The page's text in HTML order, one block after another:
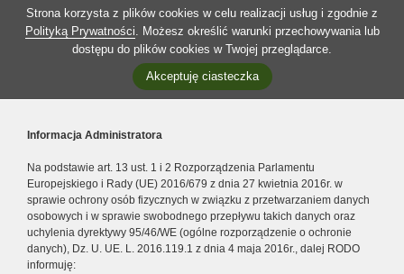
Strona korzysta z plików cookies w celu realizacji usług i zgodnie z
Polityką Prywatności. Możesz określić warunki przechowywania lub
dostępu do plików cookies w Twojej przeglądarce.
Akceptuję ciasteczka
Informacja Administratora
Na podstawie art. 13 ust. 1 i 2 Rozporządzenia Parlamentu
Europejskiego i Rady (UE) 2016/679 z dnia 27 kwietnia 2016r. w
sprawie ochrony osób fizycznych w związku z przetwarzaniem danych
osobowych i w sprawie swobodnego przepływu takich danych oraz
uchylenia dyrektywy 95/46/WE (ogólne rozporządzenie o ochronie
danych), Dz. U. UE. L. 2016.119.1 z dnia 4 maja 2016r., dalej RODO
informuję: